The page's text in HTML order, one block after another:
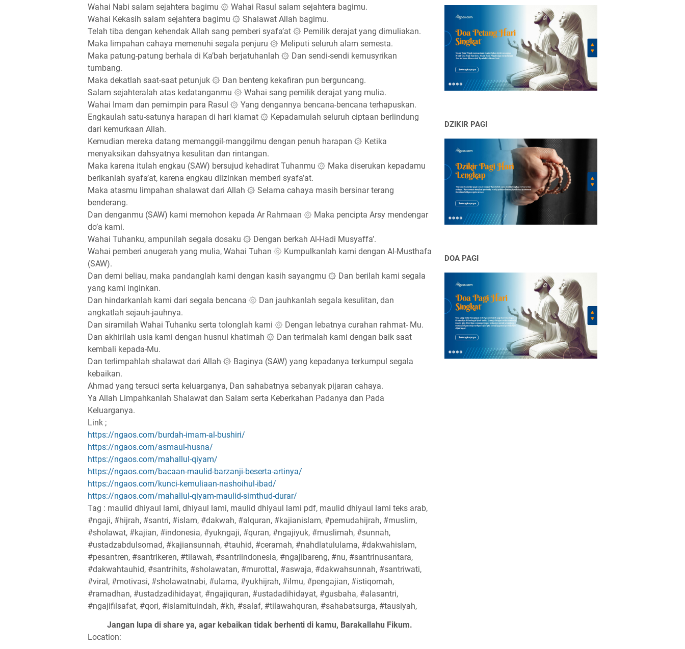
Wahai Nabi salam sejahtera bagimu ۞ Wahai Rasul salam sejahtera bagimu.
Wahai Kekasih salam sejahtera bagimu ۞ Shalawat Allah bagimu.
Telah tiba dengan kehendak Allah sang pemberi syafa’at ۞ Pemilik derajat yang dimuliakan.
Maka limpahan cahaya memenuhi segala penjuru ۞ Meliputi seluruh alam semesta.
Maka patung-patung berhala di Ka’bah berjatuhanlah ۞ Dan sendi-sendi kemusyrikan
tumbang.
Maka dekatlah saat-saat petunjuk ۞ Dan benteng kekafiran pun berguncang.
Salam sejahteralah atas kedatanganmu ۞ Wahai sang pemilik derajat yang mulia.
Wahai Imam dan pemimpin para Rasul ۞ Yang dengannya bencana-bencana terhapuskan.
Engkaulah satu-satunya harapan di hari kiamat ۞ Kepadamulah seluruh ciptaan berlindung
dari kemurkaan Allah.
Kemudian mereka datang memanggil-manggilmu dengan penuh harapan ۞ Ketika
menyaksikan dahsyatnya kesulitan dan rintangan.
Maka karena itulah engkau (SAW) bersujud kehadirat Tuhanmu ۞ Maka diserukan kepadamu
berikanlah syafa’at, karena engkau diizinkan memberi syafa’at.
Maka atasmu limpahan shalawat dari Allah ۞ Selama cahaya masih bersinar terang
benderang.
Dan denganmu (SAW) kami memohon kepada Ar Rahmaan ۞ Maka pencipta Arsy mendengar
do’a kami.
Wahai Tuhanku, ampunilah segala dosaku ۞ Dengan berkah Al-Hadi Musyaffa’.
Wahai pemberi anugerah yang mulia, Wahai Tuhan ۞ Kumpulkanlah kami dengan Al-Musthafa
(SAW).
Dan demi beliau, maka pandanglah kami dengan kasih sayangmu ۞ Dan berilah kami segala
yang kami inginkan.
Dan hindarkanlah kami dari segala bencana ۞ Dan jauhkanlah segala kesulitan, dan
angkatlah sejauh-jauhnya.
Dan siramilah Wahai Tuhanku serta tolonglah kami ۞ Dengan lebatnya curahan rahmat- Mu.
Dan akhirilah usia kami dengan husnul khatimah ۞ Dan terimalah kami dengan baik saat
kembali kepada-Mu.
Dan terlimpahlah shalawat dari Allah ۞ Baginya (SAW) yang kepadanya terkumpul segala
kebaikan.
Ahmad yang tersuci serta keluarganya, Dan sahabatnya sebanyak pijaran cahaya.
Ya Allah Limpahkanlah Shalawat dan Salam serta Keberkahan Padanya dan Pada
Keluarganya.
Link ;
https://ngaos.com/burdah-imam-al-bushiri/
https://ngaos.com/asmaul-husna/
https://ngaos.com/mahallul-qiyam/
https://ngaos.com/bacaan-maulid-barzanji-beserta-artinya/
https://ngaos.com/kunci-kemuliaan-nashoihul-ibad/
https://ngaos.com/mahallul-qiyam-maulid-simthud-durar/
Tag : maulid dhiyaul lami, dhiyaul lami, maulid dhiyaul lami pdf, maulid dhiyaul lami teks arab,
#ngaji, #hijrah, #santri, #islam, #dakwah, #alquran, #kajianislam, #pemudahijrah, #muslim,
#sholawat, #kajian, #indonesia, #yukngaji, #quran, #ngajiyuk, #muslimah, #sunnah,
#ustadzabdulsomad, #kajiansunnah, #tauhid, #ceramah, #nahdlatululama, #dakwahislam,
#pesantren, #santrikeren, #tilawah, #santriindonesia, #ngajibareng, #nu, #santrinusantara,
#dakwahtauhid, #santrihits, #sholawatan, #murottal, #aswaja, #dakwahsunnah, #santriwati,
#viral, #motivasi, #sholawatnabi, #ulama, #yukhijrah, #ilmu, #pengajian, #istiqomah,
#ramadhan, #ustadzadihidayat, #ngajiquran, #ustadadihidayat, #gusbaha, #alasantri,
#ngajifilsafat, #qori, #islamituindah, #kh, #salaf, #tilawahquran, #sahabatsurga, #tausiyah,
Jangan lupa di share ya, agar kebaikan tidak berhenti di kamu, Barakallahu Fikum.
Location:
DZIKIR PAGI
DOA PAGI